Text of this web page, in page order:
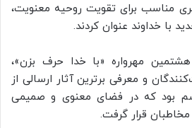
مناسب برای تقویت روحیه معنویت،
با خداوند عنوان کردند.
هشتمین مهرواره «با خدا حرف بزن»،
و معرفی برترین آثار ارسالی از
بود که در فضای معنوی و صمیمی
مخاطبان قرار گرفت.